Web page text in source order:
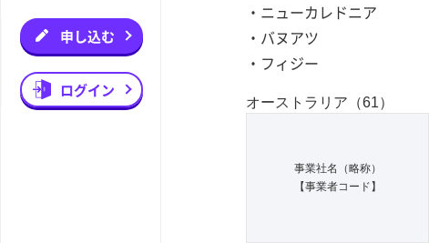
t
申し込む
ログイン
・ニューカレドニア
・バヌアツ
・フィジー